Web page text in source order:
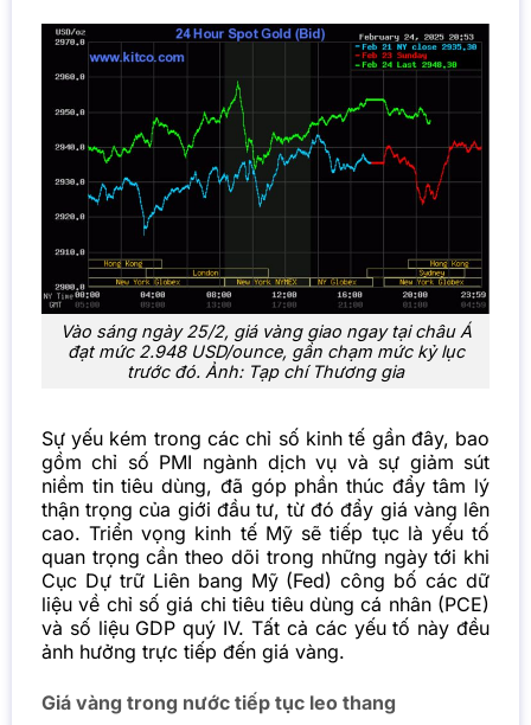
Vào sáng ngày 25/2, giá vàng giao ngay tại châu Á
đạt mức 2.948 USD/ounce, gần chạm mức kỷ lục
trước đó. Ảnh: Tạp chí Thương gia
Sự yếu kém trong các chỉ số kinh tế gần đây, bao
gồm chỉ số PMI ngành dịch vụ và sự giảm sút
niềm tin tiêu dùng, đã góp phần thúc đẩy tâm lý
thận trọng của giới đầu tư, từ đó đẩy giá vàng lên
cao. Triển vọng kinh tế Mỹ sẽ tiếp tục là yếu tố
quan trọng cần theo dõi trong những ngày tới khi
Cục Dự trữ Liên bang Mỹ (Fed) công bố các dữ
liệu về chỉ số giá chi tiêu tiêu dùng cá nhân (PCE)
và số liệu GDP quý IV. Tất cả các yếu tố này đều
ảnh hưởng trực tiếp đến giá vàng.
Giá vàng trong nước tiếp tục leo thang